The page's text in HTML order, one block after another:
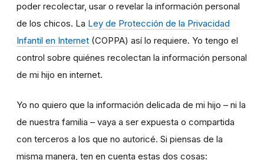
poder recolectar, usar o revelar la información personal
de los chicos. La Ley de Protección de la Privacidad
Infantil en Internet (COPPA) así lo requiere. Yo tengo el
control sobre quiénes recolectan la información personal
de mi hijo en internet.
Yo no quiero que la información delicada de mi hijo – ni la
de nuestra familia – vaya a ser expuesta o compartida
con terceros a los que no autoricé. Si piensas de la
misma manera, ten en cuenta estas dos cosas: